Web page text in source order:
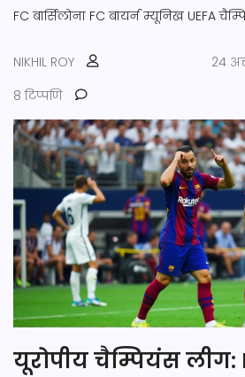
FC बार्सिलोना FC बायर्न म्यूनिख UEFA
NIKHIL ROY
24
8 टिप्पणि
यूरोपीय चैम्पियंस लीग: